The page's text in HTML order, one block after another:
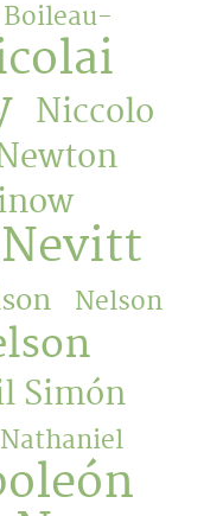
Niccolo
Nevitt
Nelson
Simón
Nathaniel